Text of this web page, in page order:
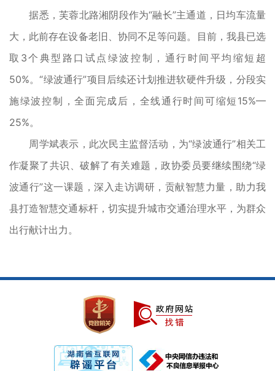
据悉，芙蓉北路湘阴段作为“融长”主通道，日均车流量
大，此前存在设备老旧、协同不足等问题。目前，我县已选
取3个典型路口试点绿波控制，通行时间平均缩短超
50%。“绿波通行”项目后续还计划推进软硬件升级，分段实
施绿波控制，全面完成后，全线通行时间可缩短15%—
25%。
周学斌表示，此次民主监督活动，为“绿波通行”相关工
作凝聚了共识、破解了有关难题，政协委员要继续围绕“绿
波通行”这一课题，深入走访调研，贡献智慧力量，助力我
县打造智慧交通标杆，切实提升城市交通治理水平，为群众
出行献计出力。